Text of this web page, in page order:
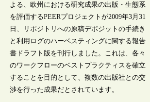
よる、欧州における研究成果の出版・生態系
を評価するPEERプロジェクトが2009年3月31
日、リポジトリへの原稿デポジットの手続き
と利用ログのハーベスティングに関する報告
書ドラフト版を刊行しました。これは、各々
のワークフローのベストプラクティスを確立
することを目的として、複数の出版社との交
渉を行った成果だとされています。